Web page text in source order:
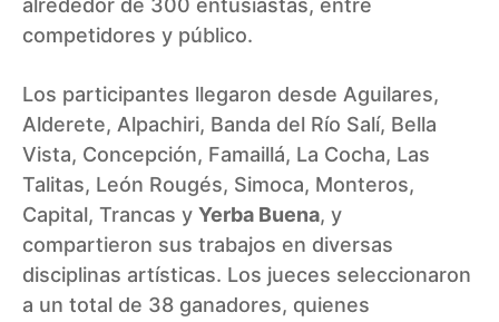
alrededor de 300 entusiastas, entre
competidores y público.
Los participantes llegaron desde Aguilares,
Alderete, Alpachiri, Banda del Río Salí, Bella
Vista, Concepción, Famaillá, La Cocha, Las
Talitas, León Rougés, Simoca, Monteros,
Capital, Trancas y Yerba Buena, y
compartieron sus trabajos en diversas
disciplinas artísticas. Los jueces seleccionaron
a un total de 38 ganadores, quienes